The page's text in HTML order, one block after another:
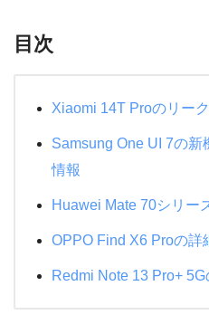
目次
Xiaomi 14T Proのリー
Samsung One UI 7の新
情報
Huawei Mate 70シリー
OPPO Find X6 Proの詳
Redmi Note 13 Pro+ 5G